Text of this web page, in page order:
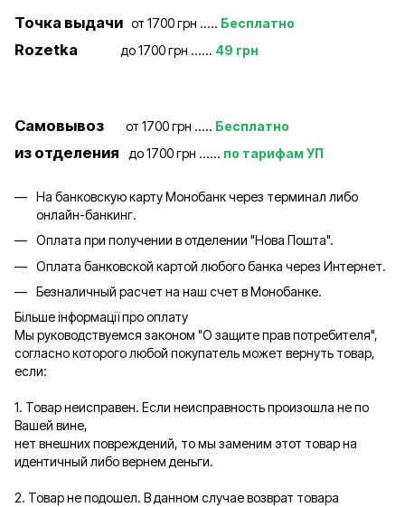
Точка выдачи от 1700 грн ..... Бесплатно
Rozetka до 1700 грн ...... 49 грн
Самовывоз от 1700 грн ..... Бесплатно
из отделения до 1700 грн ...... по тарифам УП
На банковскую карту Монобанк через терминал либо
онлайн-банкинг.
Оплата при получении в отделении "Нова Пошта".
Оплата банковской картой любого банка через Интернет.
Безналичный расчет на наш счет в Монобанке.
Більше інформації про оплату
Мы руководствуемся законом "О защите прав потребителя",
согласно которого любой покупатель может вернуть товар,
если:
1. Товар неисправен. Если неисправность произошла не по
Вашей вине,
нет внешних повреждений, то мы заменим этот товар на
идентичный либо вернем деньги.
2. Товар не подошел. В данном случае возврат товара